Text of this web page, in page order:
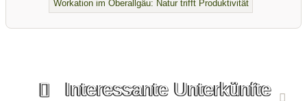
Interessante Unterkünfte
Workation im Oberallgäu: Natur trifft Produktivität